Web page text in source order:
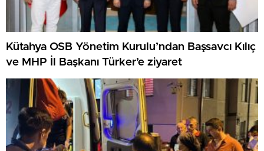
Kütahya OSB Yönetim Kurulu’ndan Başsavcı Kılıç
ve MHP İl Başkanı Türker’e ziyaret